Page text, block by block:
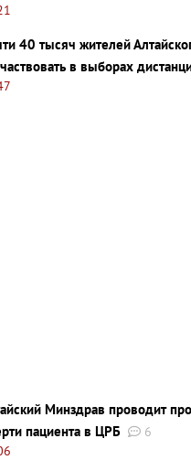
40 тысяч жителей
в выборах
Минздрав проводит
пациента в ЦРБ
6